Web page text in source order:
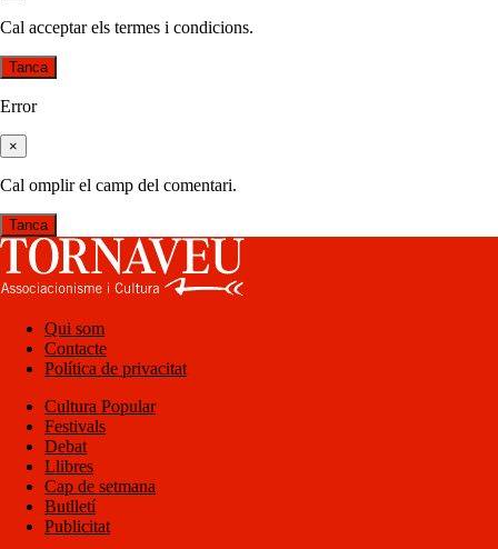
Cal acceptar els termes i condicions.
Tanca
Error
×
Cal omplir el camp del comentari.
Tanca
Qui som
Contacte
Política de privacitat
Cultura Popular
Festivals
Debat
Llibres
Cap de setmana
Butlletí
Publicitat